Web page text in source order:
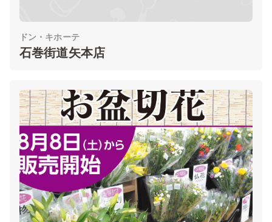
ドン・キホーテ
石巻街道矢本店